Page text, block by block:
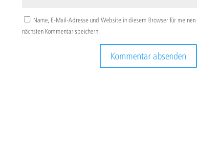
Name, E-Mail-Adresse und Website in diesem Browser für meinen
nächsten Kommentar speichern.